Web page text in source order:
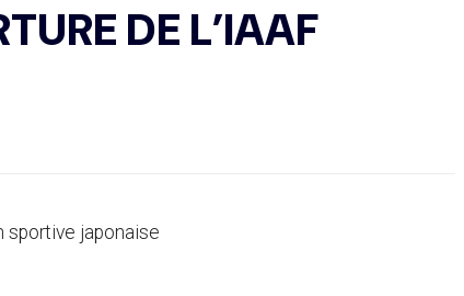
DE L’IAAF
sportive japonaise